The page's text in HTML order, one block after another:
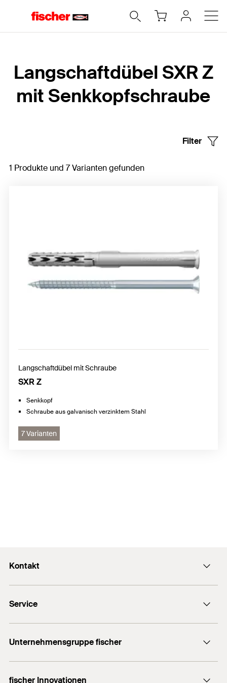
Langschaftdübel SXR Z
mit Senkkopfschraube
Filter
1 Produkte und 7 Varianten gefunden
Langschaftdübel mit Schraube
SXR Z
Senkkopf
Schraube aus galvanisch verzinktem Stahl
7 Varianten
Kontakt
Presse
Newsletter
Technische Hotline (Whatsapp)
Service
Informationsmaterial
Unternehmensgruppe fischer
fischer Innovationen